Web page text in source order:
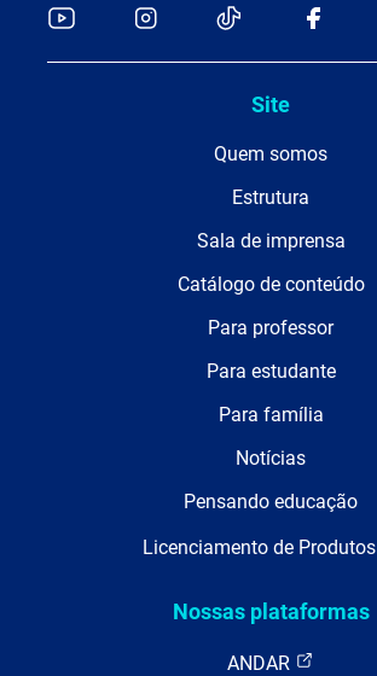
Site
Quem somos
Estrutura
Sala de imprensa
Catálogo de conteúdo
Para professor
Para estudante
Para família
Notícias
Pensando educação
Licenciamento de Produtos
Nossas plataformas
ANDAR